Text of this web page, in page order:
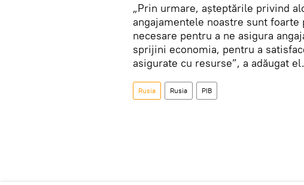
„Prin urmare, așteptările privind
angajamentele noastre sunt
necesare pentru a ne asigura
sprijini economia, pentru a
asigurate cu resurse”, a adăugat el.
Rusia Rusia PIB